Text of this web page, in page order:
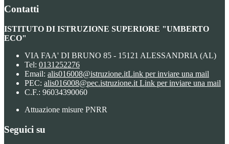
Contatti
ISTITUTO DI ISTRUZIONE SUPERIORE "UMBERTO
ECO"
VIA FAA' DI BRUNO 85 - 15121 ALESSANDRIA (AL)
Tel: 0131252276
Email: alis016008@istruzione.itLink per inviare una mail
PEC: alis016008@pec.istruzione.it Link per inviare una mail
C.F.: 96034390060
Attuazione misure PNRR
Seguici su